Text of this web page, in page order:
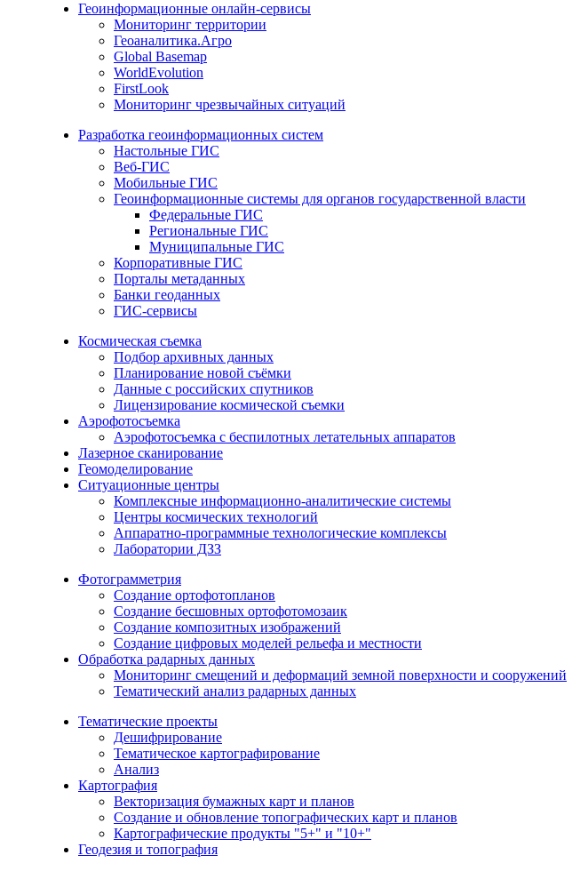
Геоинформационные онлайн-сервисы
Мониторинг территории
Геоаналитика.Агро
Global Basemap
WorldEvolution
FirstLook
Мониторинг чрезвычайных ситуаций
Разработка геоинформационных систем
Настольные ГИС
Веб-ГИС
Мобильные ГИС
Геоинформационные системы для органов государственной власти
Федеральные ГИС
Региональные ГИС
Муниципальные ГИС
Корпоративные ГИС
Порталы метаданных
Банки геоданных
ГИС-сервисы
Космическая съемка
Подбор архивных данных
Планирование новой съёмки
Данные с российских спутников
Лицензирование космической съемки
Аэрофотосъемка
Аэрофотосъемка с беспилотных летательных аппаратов
Лазерное сканирование
Геомоделирование
Ситуационные центры
Комплексные информационно-аналитические системы
Центры космических технологий
Аппаратно-программные технологические комплексы
Лаборатории ДЗЗ
Фотограмметрия
Создание ортофотопланов
Создание бесшовных ортофотомозаик
Создание композитных изображений
Создание цифровых моделей рельефа и местности
Обработка радарных данных
Мониторинг смещений и деформаций земной поверхности и сооружений
Тематический анализ радарных данных
Тематические проекты
Дешифрирование
Тематическое картографирование
Анализ
Картография
Векторизация бумажных карт и планов
Создание и обновление топографических карт и планов
Картографические продукты "5+" и "10+"
Геодезия и топография